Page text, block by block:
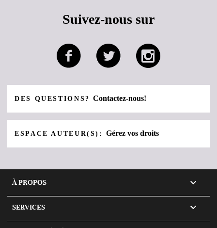
Suivez-nous sur
DES QUESTIONS?Contactez-nous!
ESPACE AUTEUR(S):Gérez vos droits
À PROPOS 
SERVICES 